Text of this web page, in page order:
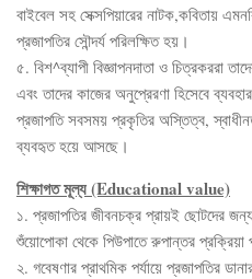
বাইবেল সহ সেক্সপিয়ারের নাটক,কবিতায়
প্রজাপতির সৌন্দর্য পরিলক্ষিত হয়।
৫. বিশ^ব্যাপী বিজ্ঞাপনদাতা ও চিত্রকররা
এবং তাদের কাজের অনুপ্রেরণা হিসেবে
প্রজাপতি সবসময় প্রকৃতির অস্তিত্ব,
ব্যবহৃত হয়ে আসছে।
শিক্ষাগত মূল্য (Educational value)
১. প্রজাপতির জীবনচক্র প্রায়ই ছোটদের
শুঁয়োপোকা থেকে পিউপাতে রুপান্তর
২. গবেষণার প্রাথমিক পর্যায়ে প্রজাপতির